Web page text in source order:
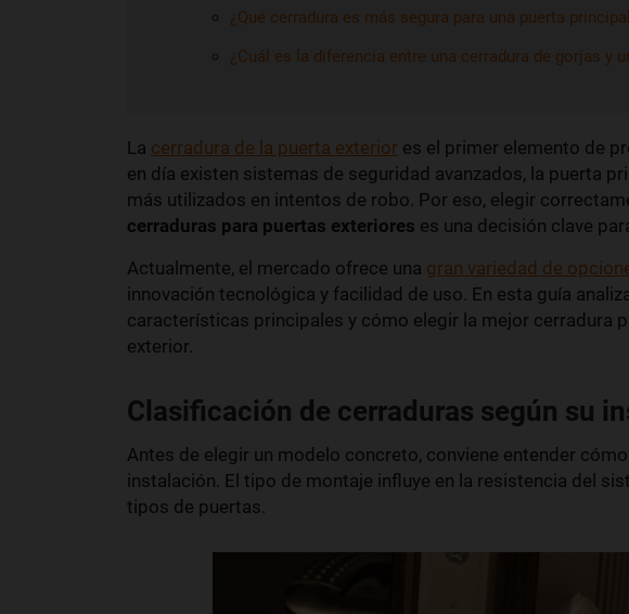
¿Qué cerradura es más segura para una puerta
¿Cuál es la diferencia entre una cerradura de gorjas y
La cerradura de la puerta exterior es el primer elemento de
en día existen sistemas de seguridad avanzados, la puerta
más utilizados en intentos de robo. Por eso, elegir
cerraduras para puertas exteriores es una decisión clave
Actualmente, el mercado ofrece una gran variedad de
innovación tecnológica y facilidad de uso. En esta guía
características principales y cómo elegir la mejor cerradura
exterior.
Clasificación de cerraduras según su
Antes de elegir un modelo concreto, conviene entender
instalación. El tipo de montaje influye en la resistencia del
tipos de puertas.